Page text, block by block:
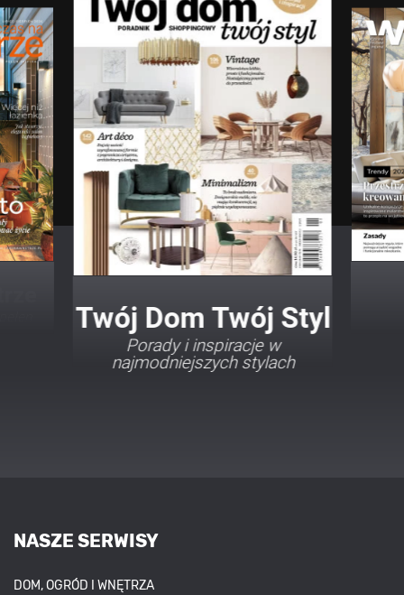
Twój Dom Twój Styl
Porady i inspiracje w
najmodniejszych stylach
NASZE SERWISY
DOM, OGRÓD I WNĘTRZA